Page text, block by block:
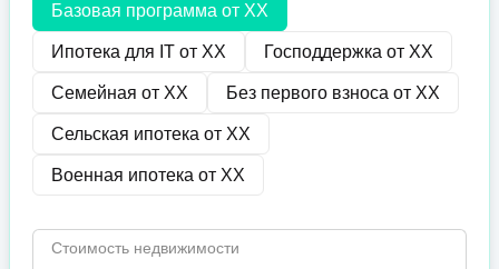
Базовая программа от XX
Ипотека для IT от XX Господдержка от XX
Семейная от XX Без первого взноса от XX
Сельская ипотека от XX
Военная ипотека от XX
Стоимость недвижимости